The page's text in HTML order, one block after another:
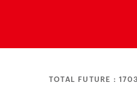
TOTAL FUTURE :